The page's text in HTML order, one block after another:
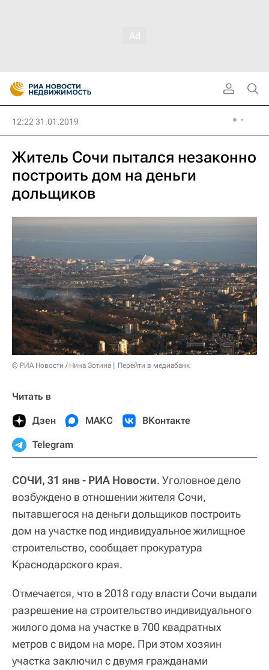
12:22 31.01.2019
Житель Сочи пытался незаконно
построить дом на деньги
дольщиков
© РИА Новости / Нина Зотина Перейти в медиабанк
Читать в
Дзен МАКС ВКонтакте
Telegram
СОЧИ, 31 янв - РИА Новости. Уголовное дело
возбуждено в отношении жителя Сочи,
пытавшегося на деньги дольщиков построить
дом на участке под индивидуальное жилищное
строительство, сообщает прокуратура
Краснодарского края.
Отмечается, что в 2018 году власти Сочи выдали
разрешение на строительство индивидуального
жилого дома на участке в 700 квадратных
метров с видом на море. При этом хозяин
участка заключил с двумя гражданами